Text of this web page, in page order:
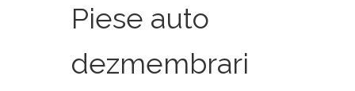
Piese auto
dezmembrari